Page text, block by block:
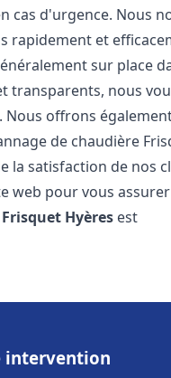
cas d'urgence. Nous
rapidement et
sur place
transparents, nous
Nous offrons
de chaudière
la satisfaction de nos
web pour vous
Hyères est
intervention